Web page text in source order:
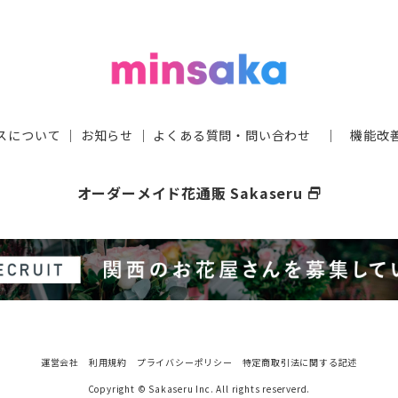
について ｜ お知らせ ｜ よくある質問・問い合わせ ｜機能改
オーダーメイド花通販 Sakaseru select_window
運営会社 利用規約 プライバシーポリシー
特定商取引法に関する記述
Copyright © Sakaseru Inc. All rights reserverd.